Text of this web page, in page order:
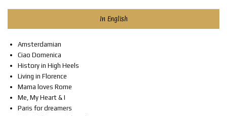
In English
Amsterdamian
Ciao Domenica
History in High Heels
Living in Florence
Mama loves Rome
Me, My Heart & I
Paris for dreamers